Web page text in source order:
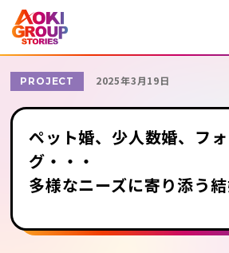
PROJECT 2025年3月19日
ペット婚、少人数婚、フ
グ・・・
多様なニーズに寄り添う